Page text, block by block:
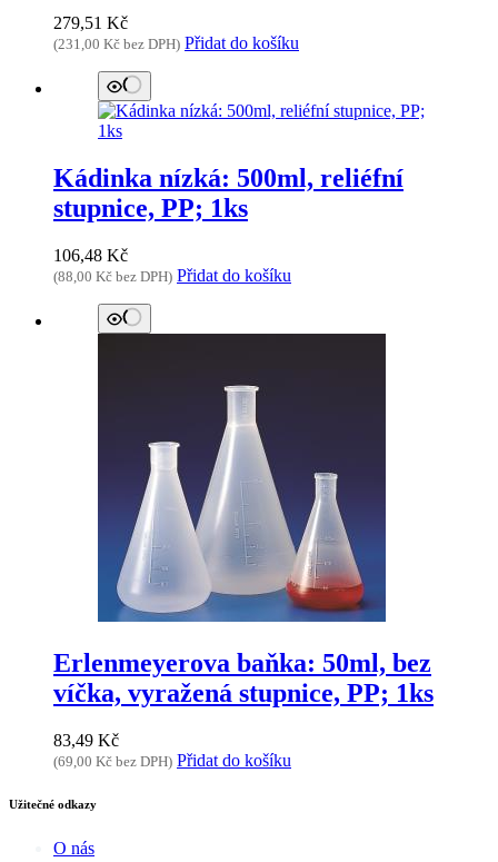
279,51 Kč
(231,00 Kč bez DPH) Přidat do košíku
Kádinka nízká: 500ml, reliéfní
stupnice, PP; 1ks
106,48 Kč
(88,00 Kč bez DPH) Přidat do košíku
Erlenmeyerova baňka: 50ml, bez
víčka, vyražená stupnice, PP; 1ks
83,49 Kč
(69,00 Kč bez DPH) Přidat do košíku
Užitečné odkazy
O nás